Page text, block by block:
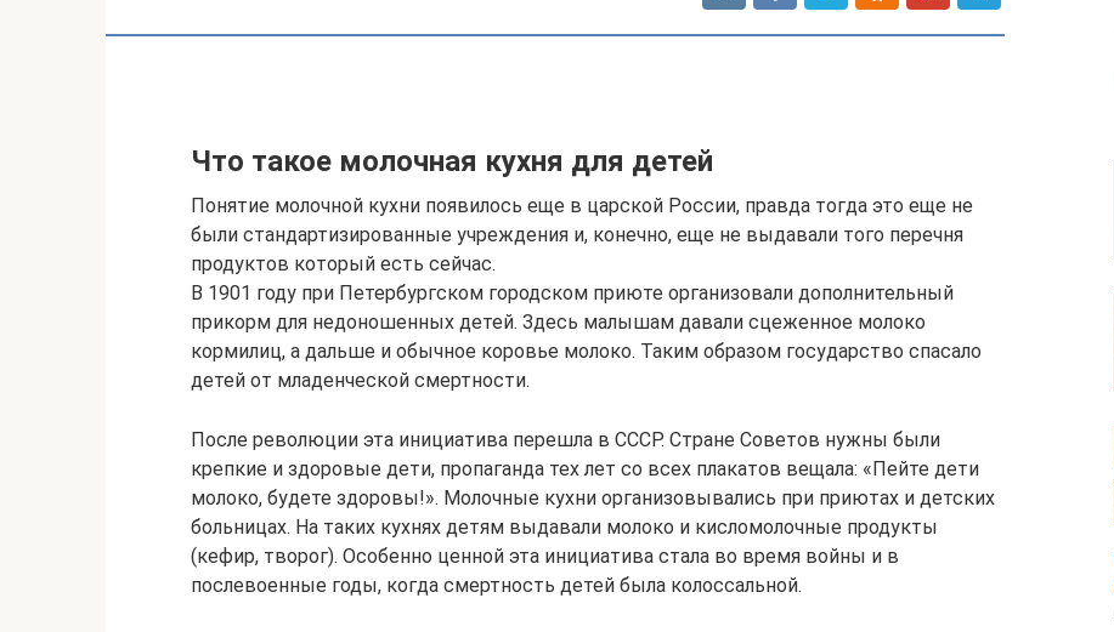
Что такое молочная кухня для детей
Понятие молочной кухни появилось еще в царской России, правда тогда это еще не
были стандартизированные учреждения и, конечно, еще не выдавали того перечня
продуктов который есть сейчас.
В 1901 году при Петербургском городском приюте организовали дополнительный
прикорм для недоношенных детей. Здесь малышам давали сцеженное молоко
кормилиц, а дальше и обычное коровье молоко. Таким образом государство спасало
детей от младенческой смертности.
После революции эта инициатива перешла в СССР. Стране Советов нужны были
крепкие и здоровые дети, пропаганда тех лет со всех плакатов вещала: «Пейте дети
молоко, будете здоровы!». Молочные кухни организовывались при приютах и детских
больницах. На таких кухнях детям выдавали молоко и кисломолочные продукты
(кефир, творог). Особенно ценной эта инициатива стала во время войны и в
послевоенные годы, когда смертность детей была колоссальной.